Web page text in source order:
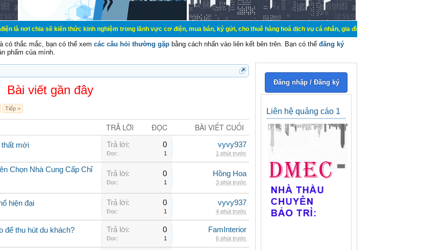
sẽ kiến thức kinh nghiệm trong lãnh vực cơ điện, mua bán, ký gửi, cho thuê hàng hoá dịch vụ cá nhân, gia đình. Mua bán, ký gửi, cho thuê thiết bị
có thắc mắc, bạn có thể xem các câu hỏi thường gặp bằng cách nhấn vào liên kết bên trên. Bạn có thể đăng ký
phẩm của mình.
Bài viết gần đây
Tiếp >
TRẢ LỜI ĐỌC BÀI VIẾT CUỐI
thất mới Trả lời: 0
Đọc: 1
vyvy937
1 phút trước
Chọn Nhà Cung Cấp Chỉ
Trả lời: 0
Đọc: 1
Hồng Hoa
3 phút trước
hiện đại Trả lời: 0
Đọc: 1
vyvy937
4 phút trước
để thu hút du khách? Trả lời: 0
Đọc: 1
FamInterior
6 phút trước
Đăng nhập / Đăng ký
Liên hệ quảng cáo 1